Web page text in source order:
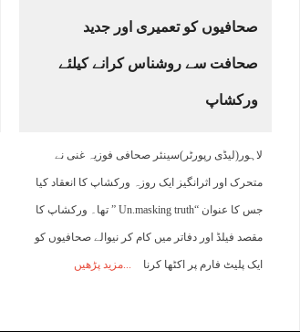
صحافیوں کو تعمیری اور جدید
صحافت سے روشناس کرانے کیلئے
ورکشاپ
لاہور(لیڈی رپورٹر)سینئر صحافی فوزیہ غنی نے
متحرک اور اثرانگیز ایک روزہ ورکشاپ کا انعقاد کیا
جس کا عنوان “Un.masking truth ” تھا۔ ورکشاپ کا
مقصد فیلڈ اور دفاتر میں کام کر نیوالے صحافیوں کو
ایک پلیٹ فارم پر اکٹھا کرنا مزید پڑھیں